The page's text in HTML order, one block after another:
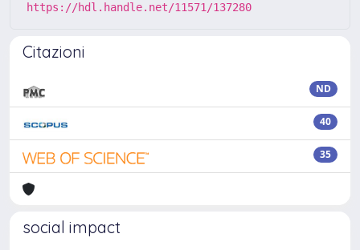
https://hdl.handle.net/11571/137280
Citazioni
ND
40
35
social impact